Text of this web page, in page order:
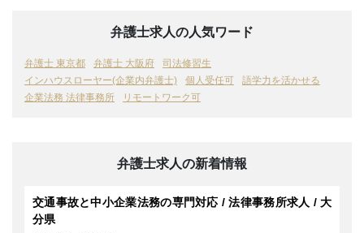
弁護士求人の人気ワード
弁護士 東京都 弁護士 大阪府
司法修習生
インハウスローヤー(企業内弁護士)
個人受任可
語学力を活かせる
企業法務 法律事務所
リモートワーク可
弁護士求人の新着情報
交通事故と中小企業法務の専門対応 / 法律事務所求人 / 大
分県